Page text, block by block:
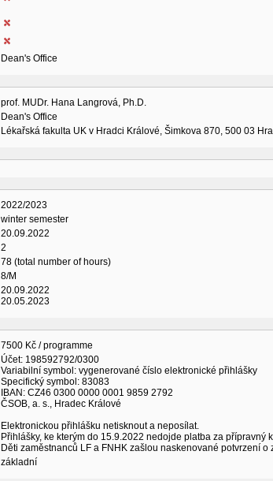
Dean's Office
prof. MUDr. Hana Langrová, Ph.D.
Dean's Office
Lékařská fakulta UK v Hradci Králové, Šimkova 870, 500 03
2022/2023
winter semester
20.09.2022
2
78 (total number of hours)
8/M
20.09.2022
20.05.2023
7500 Kč / programme
Účet: 198592792/0300
Variabilní symbol: vygenerované číslo elektronické přihlášky
Specifický symbol: 83083
IBAN: CZ46 0300 0000 0001 9859 2792
ČSOB, a. s., Hradec Králové
Elektronickou přihlášku netisknout a neposílat.
Přihlášky, ke kterým do 15.9.2022 nedojde platba za přípravný
Děti zaměstnanců LF a FNHK zašlou naskenované potvrzení
základní